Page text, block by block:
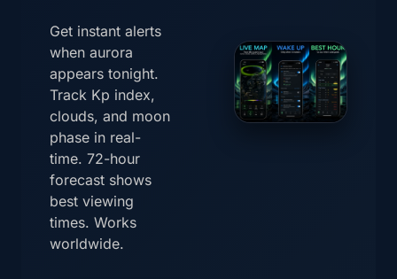
Get instant alerts
when aurora
appears tonight.
Track Kp index,
clouds, and moon
phase in real-
time. 72-hour
forecast shows
best viewing
times. Works
worldwide.